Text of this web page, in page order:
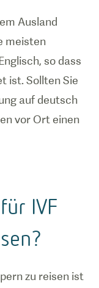
Ausland
meisten
so dass
ist. Sollten Sie
auf deutsch
vor Ort einen
IVF
zu reisen ist